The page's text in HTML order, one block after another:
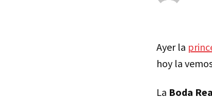
Ayer la
hoy la
La Boda